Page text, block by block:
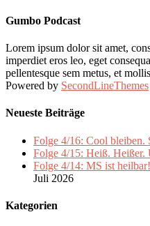
Gumbo Podcast
Lorem ipsum dolor sit amet,
imperdiet eros leo, eget
pellentesque sem metus, et
Powered by SecondLineThemes
Neueste Beiträge
Folge 4/16: Cool bleiben.
Folge 4/15: Heiß. Heißer.
Folge 4/14: MS ist
Juli 2026
Kategorien